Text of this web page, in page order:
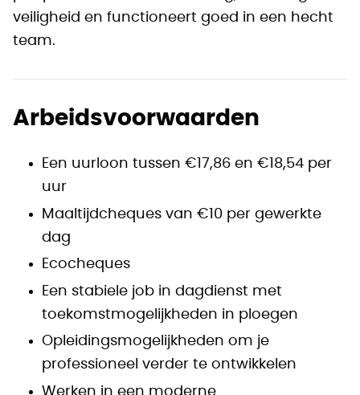
veiligheid en functioneert goed in een hecht
team.
Arbeidsvoorwaarden
Een uurloon tussen €17,86 en €18,54 per
uur
Maaltijdcheques van €10 per gewerkte
dag
Ecocheques
Een stabiele job in dagdienst met
toekomstmogelijkheden in ploegen
Opleidingsmogelijkheden om je
professioneel verder te ontwikkelen
Werken in een moderne